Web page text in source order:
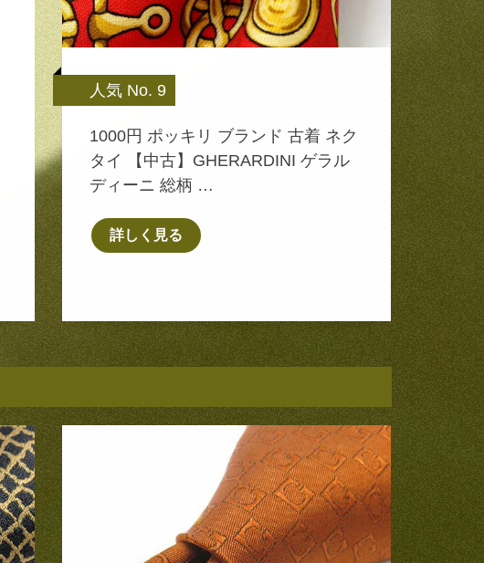
人気 No. 9
1000円 ポッキリ ブランド 古着 ネク
タイ 【中古】GHERARDINI ゲラル
ディーニ 総柄 …
詳しく見る